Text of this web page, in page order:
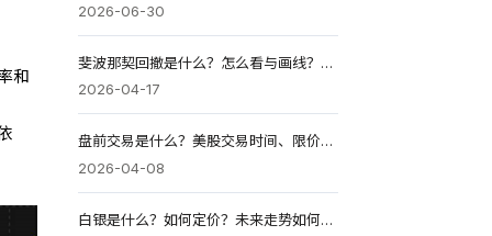
和
2026-06-30
斐波那契回撤是什么？怎么看与画线？回调入场法教学！
2026-04-17
盘前交易是什么？美股交易时间、限价单规则与避坑指南！
2026-04-08
白银是什么？如何定价？未来走势如何？2026值得投资吗？